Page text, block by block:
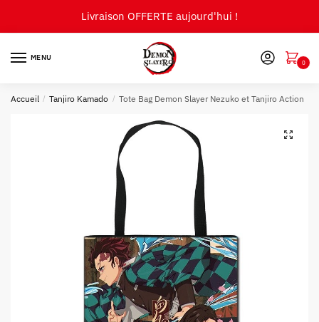
Livraison OFFERTE aujourd'hui !
MENU
0
Accueil / Tanjiro Kamado / Tote Bag Demon Slayer Nezuko et Tanjiro Action
🔍